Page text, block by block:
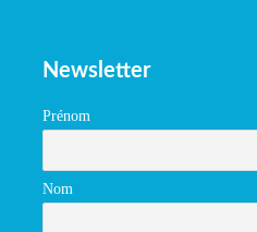
Newsletter
Prénom
Nom